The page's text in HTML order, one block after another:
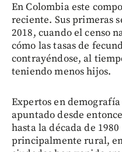
En Colombia este
reciente. Sus primeras
2018, cuando el censo
cómo las tasas de
contrayéndose, al
teniendo menos hijos.
Expertos en
apuntado desde
hasta la década de
principalmente rural,